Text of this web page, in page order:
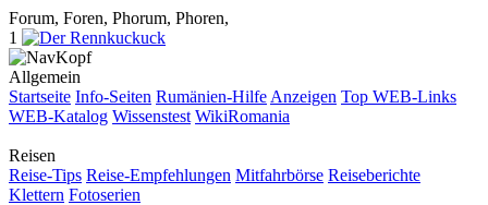
Forum, Foren, Phorum, Phoren,
1
Allgemein
Startseite Info-Seiten Rumänien-Hilfe Anzeigen Top WEB-Links
WEB-Katalog Wissenstest WikiRomania
Reisen
Reise-Tips Reise-Empfehlungen Mitfahrbörse Reiseberichte
Klettern Fotoserien